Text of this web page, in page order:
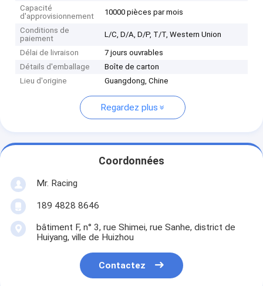
Capacité
d'approvisionnement
10000 pièces par mois
Conditions de
paiement
L/C, D/A, D/P, T/T, Western Union
Délai de livraison
7 jours ouvrables
Détails d'emballage
Boîte de carton
Lieu d'origine
Guangdong, Chine
Regardez plus
Coordonnées
Mr. Racing
189 4828 8646
bâtiment F, n° 3, rue Shimei, rue Sanhe, district de
Huiyang, ville de Huizhou
Contactez